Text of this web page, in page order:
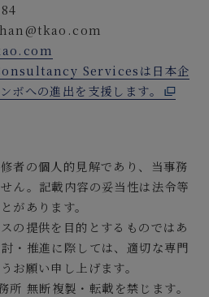
Servicesは日本企
ボへの進出を支援します。
者の個人的見解であり、当事務
ん。記載内容の妥当性は法令等
があります。
の提供を目的とするものではあ
・推進に際しては、適切な専門
お願い申し上げます。
無断複製・転載を禁じます。